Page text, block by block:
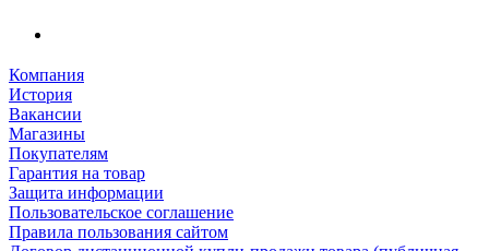
Компания
История
Вакансии
Магазины
Покупателям
Гарантия на товар
Защита информации
Пользовательское соглашение
Правила пользования сайтом